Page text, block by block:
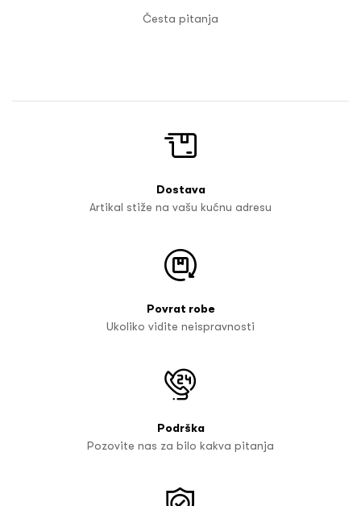
Česta pitanja
Dostava
Artikal stiže na vašu kućnu adresu
Povrat robe
Ukoliko vidite neispravnosti
Podrška
Pozovite nas za bilo kakva pitanja